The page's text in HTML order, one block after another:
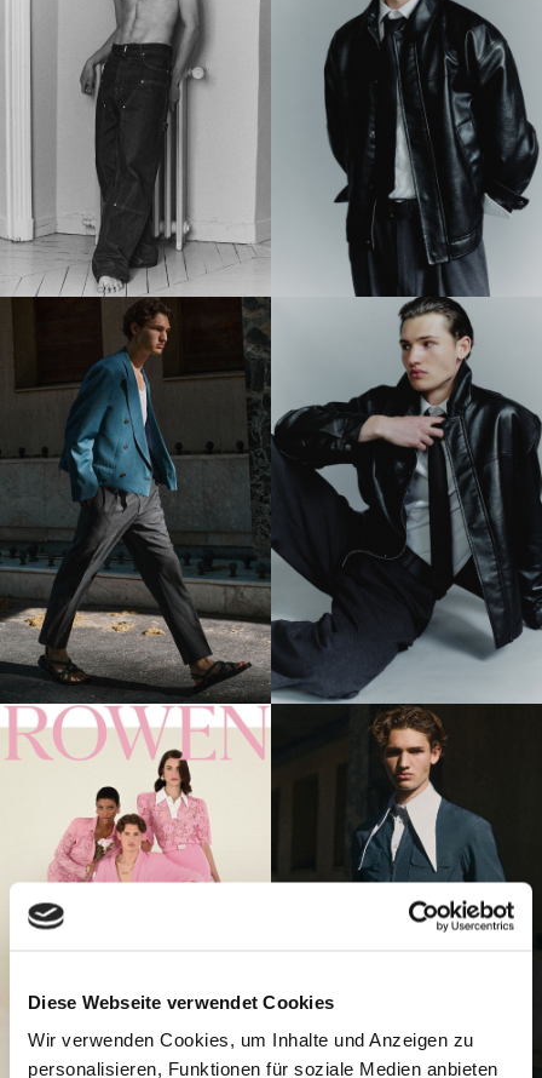
Diese Webseite verwendet Cookies
Wir verwenden Cookies, um Inhalte und Anzeigen zu
personalisieren, Funktionen für soziale Medien anbieten